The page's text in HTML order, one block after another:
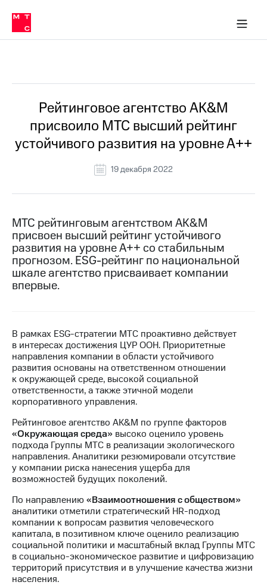
Медиа-центр
и акционерам
Устойчивое развитие
Комплаенс и деловая этика
компании
Карьера
История
компании
Руководство
информация
Контакты
Медиа-центр
Пресс-
релизы
МТС
Интервью
Финансовая
отчетность
Контакты
Пригласить
спикера
и акционерам
Корпоративное
управление
Корпоративный
секретарь
Раскрытие
информации
Информация
акционерам
Документы
ПАО
в МТС
Пресс-
релизы
МТС
о технологиях
Рейтинговое агентство AK&M
присвоило МТС высший рейтинг
устойчивого развития на уровне А++
19 декабря 2022
МТС рейтинговым агентством AK&M
присвоен высший рейтинг устойчивого
развития на уровне А++ со стабильным
прогнозом.ESG-рейтингпо национальной
шкале агентство присваивает компании
впервые.
В рамках ESG-стратегии МТС проактивно действует
в интересах достижения ЦУР ООН. Приоритетные
направления компании в области устойчивого
развития основаны на ответственном отношении
к окружающей среде, высокой социальной
ответственности, а также этичной модели
корпоративного управления.
Рейтинговое агентство AK&M по группе факторов
«Окружающая среда» высоко оценило уровень
подхода Группы МТС в реализации экологического
направления. Аналитики резюмировали отсутствие
у компании риска нанесения ущерба для
возможностей будущих поколений.
По направлению«Взаимоотношения с обществом»
аналитики отметили стратегический HR-подход
компании к вопросам развития человеческого
капитала, в позитивном ключе оценило реализацию
социальной политики и масштабный вклад Группы МТС
в социально-экономическое развитие и цифровизацию
территорий присутствия и в улучшение качества жизни
населения.